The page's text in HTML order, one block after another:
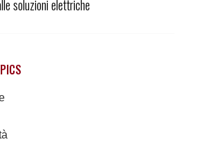
soluzioni elettriche